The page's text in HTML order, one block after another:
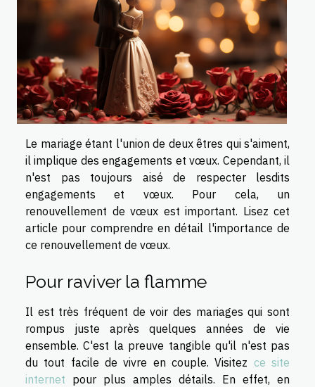
Le mariage étant l'union de deux êtres qui s'aiment,
il implique des engagements et vœux. Cependant, il
n'est pas toujours aisé de respecter lesdits
engagements et vœux. Pour cela, un
renouvellement de vœux est important. Lisez cet
article pour comprendre en détail l'importance de
ce renouvellement de vœux.
Pour raviver la flamme
Il est très fréquent de voir des mariages qui sont
rompus juste après quelques années de vie
ensemble. C'est la preuve tangible qu'il n'est pas
du tout facile de vivre en couple. Visitez ce site
internet pour plus amples détails. En effet, en